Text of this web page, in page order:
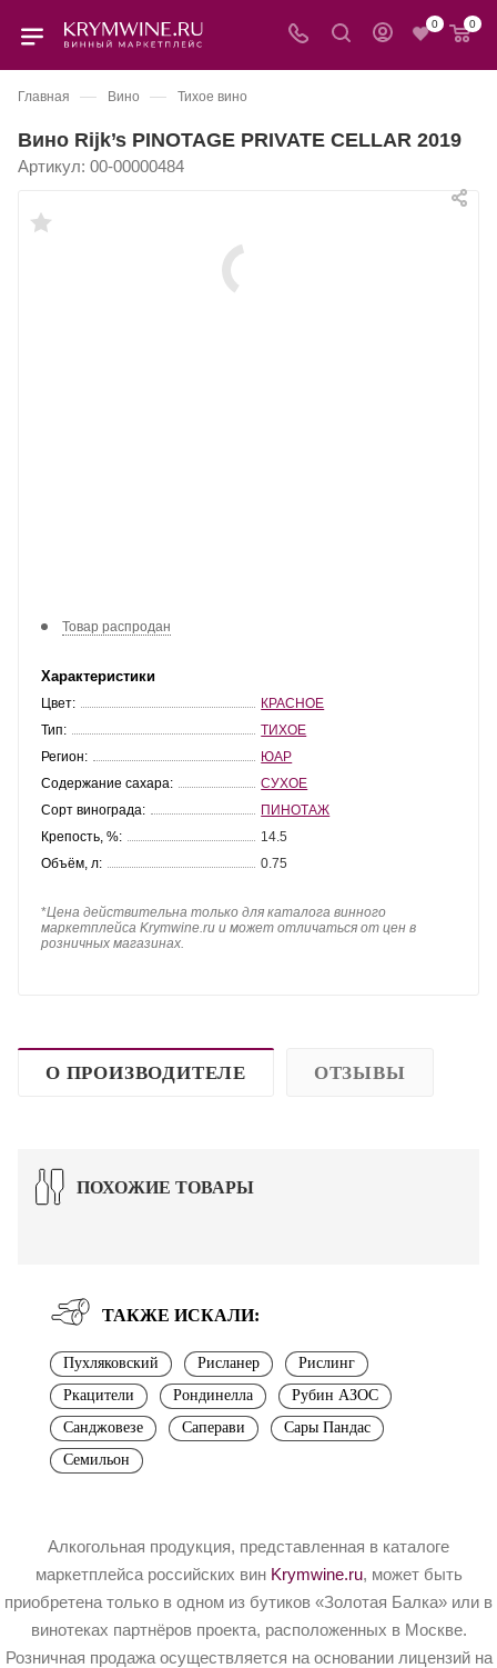
0 0
Главная — Вино — Тихое вино
Вино Rijk’s PINOTAGE PRIVATE CELLAR 2019
Артикул: 00-00000484
Товар распродан
Характеристики
Цвет:
КРАСНОЕ
Тип:
ТИХОЕ
Регион:
ЮАР
Содержание сахара:
СУХОЕ
Сорт винограда:
ПИНОТАЖ
Крепость, %:
14.5
Объём, л:
0.75
*Цена действительна только для каталога винного
маркетплейса Krymwine.ru и может отличаться от цен в
розничных магазинах.
О ПРОИЗВОДИТЕЛЕ ОТЗЫВЫ
ПОХОЖИЕ ТОВАРЫ
ТАКЖЕ ИСКАЛИ:
Пухляковский Рисланер
Рислинг
Ркацители
Рондинелла
Рубин АЗОС
Санджовезе
Саперави
Сары Пандас
Семильон
Алкогольная продукция, представленная в каталоге
маркетплейса российских вин Krymwine.ru, может быть
приобретена только в одном из бутиков «Золотая Балка» или в
винотеках партнёров проекта, расположенных в Москве.
Розничная продажа осуществляется на основании лицензий на